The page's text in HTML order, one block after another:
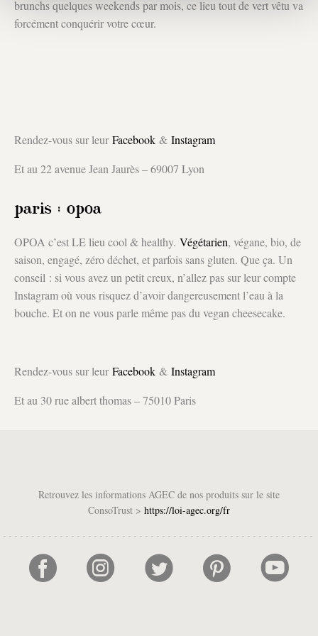
brunchs quelques weekends par mois, ce lieu tout de vert vêtu va
forcément conquérir votre cœur.
Rendez-vous sur leurFacebook & Instagram
Et au 22 avenue Jean Jaurès – 69007 Lyon
paris : opoa
OPOA c’est LE lieu cool & healthy. Végétarien, végane, bio, de
saison, engagé, zéro déchet, et parfois sans gluten. Que ça. Un
conseil : si vous avez un petit creux, n’allez pas sur leur compte
Instagram où vous risquez d’avoir dangereusement l’eau à la
bouche. Et on ne vous parle même pas du vegan cheesecake.
Rendez-vous sur leurFacebook & Instagram
Et au 30 rue albert thomas – 75010 Paris
Retrouvez les informations AGEC de nos produits sur le site
ConsoTrust > https://loi-agec.org/fr